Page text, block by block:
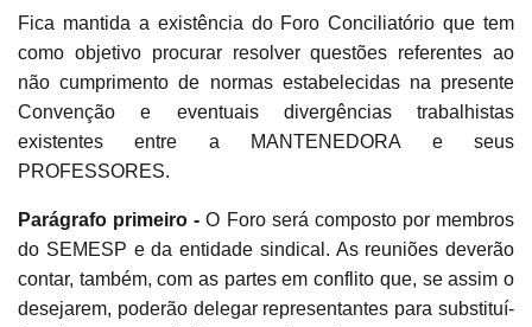
Fica mantida a existência do Foro Conciliatório que tem
como objetivo procurar resolver questões referentes ao
não cumprimento de normas estabelecidas na presente
Convenção e eventuais divergências trabalhistas
existentes entre a MANTENEDORA e seus
PROFESSORES.
Parágrafo primeiro - O Foro será composto por membros
do SEMESP e da entidade sindical. As reuniões deverão
contar, também, com as partes em conflito que, se assim o
desejarem, poderão delegar representantes para substituí-